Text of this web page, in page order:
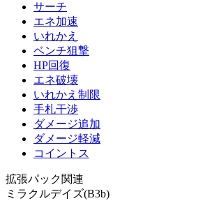
サーチ
エネ加速
いれかえ
ベンチ狙撃
HP回復
エネ破壊
いれかえ制限
手札干渉
ダメージ追加
ダメージ軽減
コイントス
拡張パック関連
ミラクルデイズ(B3b)